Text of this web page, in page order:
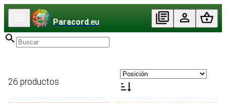
Paracord.eu
26 productos